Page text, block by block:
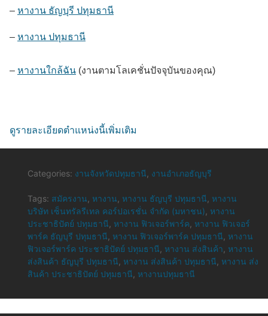
– หางาน ธัญบุรี ปทุมธานี
– หางาน ปทุมธานี
– หางานใกล้ฉัน (งานตามโลเคชั่นปัจจุบันของคุณ)
ดูรายละเอียดตำแหน่งนี้เพิ่มเติม
Categories: งานจังหวัดปทุมธานี งานอำเภอธัญบุรี
Tags: สมัครงาน หางาน หางาน ธัญบุรี ปทุมธานี หางาน
บริษัท เซ็นทรัลรีเทล คอร์ปอเรชั่น จำกัด (มหาชน) หางาน
ประชาธิปัตย์ ปทุมธานี หางาน ฟิวเจอร์พาร์ค หางาน ฟิวเจอร์
พาร์ค ธัญบุรี ปทุมธานี หางาน ฟิวเจอร์พาร์ค ปทุมธานี หางาน
ฟิวเจอร์พาร์ค ประชาธิปัตย์ ปทุมธานี หางาน ส่งสินค้า หางาน
ส่งสินค้า ธัญบุรี ปทุมธานี หางาน ส่งสินค้า ปทุมธานี หางาน ส่ง
สินค้า ประชาธิปัตย์ ปทุมธานี หางานปทุมธานี